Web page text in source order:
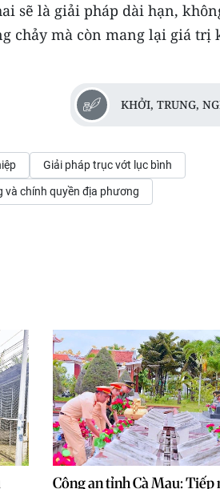
sẽ là giải pháp dài hạn,
chảy mà còn mang lại giá trị
KHỞI, TRUNG,
Giải pháp trục vớt lục bình
và chính quyền địa phương
Công an tỉnh Cà Mau: